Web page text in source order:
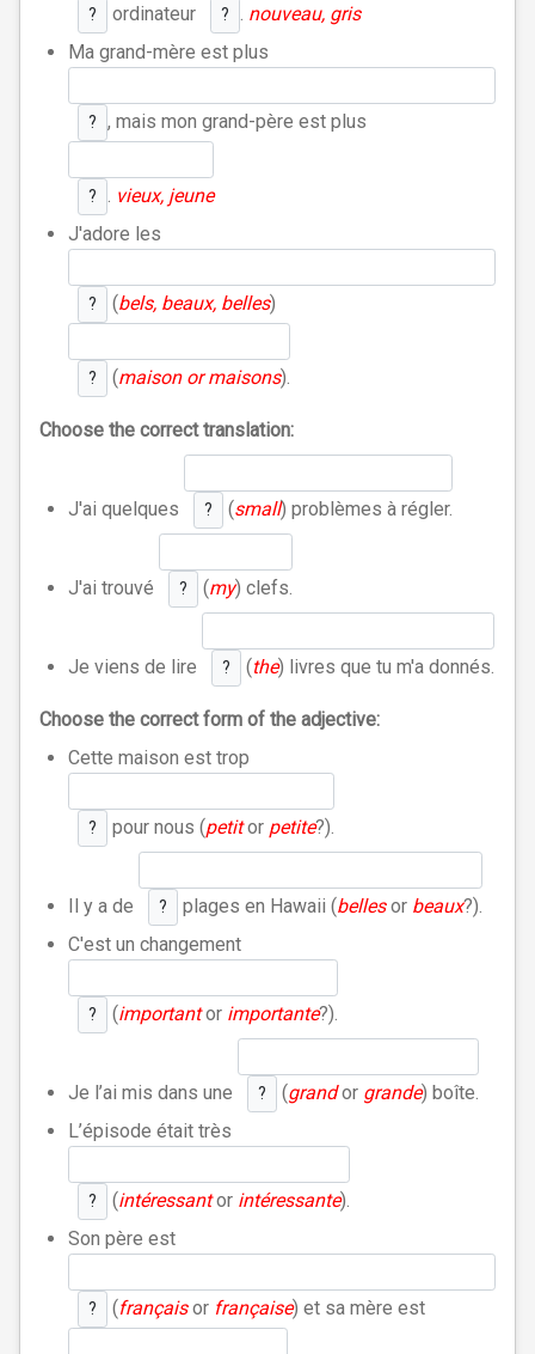
? ordinateur ?
nouveau, gris
Ma grand-mère est plus
? , mais mon grand-père est plus
?
vieux, jeune
J'adore les
? (bels, beaux, belles)
? (maison or maisons).
Choose the correct translation:
J'ai quelques ? (small) problèmes à régler.
J'ai trouvé ? (my) clefs.
Je viens de lire ? (the) livres que tu m'a donnés.
Choose the correct form of the adjective:
Cette maison est trop
? pour nous (petitor petite?).
Il y a de ? plages en Hawaii (bellesor beaux?).
C'est un changement
? (importantor importante?).
Je l’ai mis dans une ? (grandor grande) boîte.
L’épisode était très
? (intéressantor intéressante).
Son père est
? (françaisor française) et sa mère est